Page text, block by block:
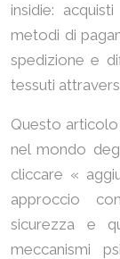
insidie:
metodi di
spedizione e
tessuti
Questo
nel mondo
cliccare «
approccio
sicurezza e
meccanismi